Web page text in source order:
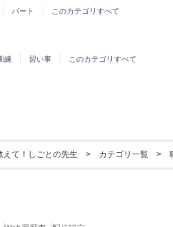
パート このカテゴリすべて
練 習い事 このカテゴリすべて
えて！しごとの先生 カテゴリ一覧